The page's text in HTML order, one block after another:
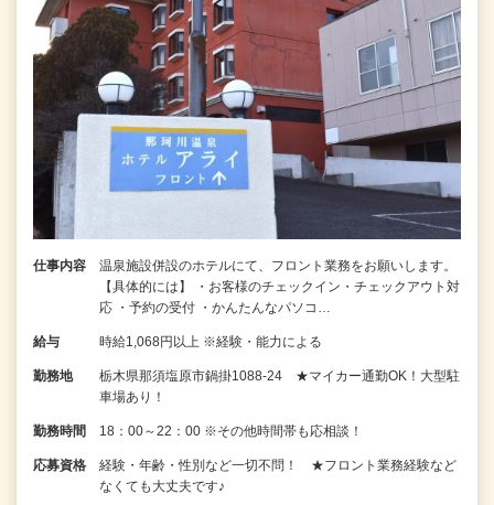
仕事内容
温泉施設併設のホテルにて、フロント業務をお願いします。
【具体的には】 ・お客様のチェックイン・チェックアウト対
応 ・予約の受付 ・かんたんなパソコ…
給与 時給1,068円以上 ※経験・能力による
勤務地
栃木県那須塩原市鍋掛1088-24 ★マイカー通勤OK！大型駐
車場あり！
勤務時間 18：00～22：00 ※その他時間帯も応相談！
応募資格
経験・年齢・性別など一切不問！ ★フロント業務経験など
なくても大丈夫です♪